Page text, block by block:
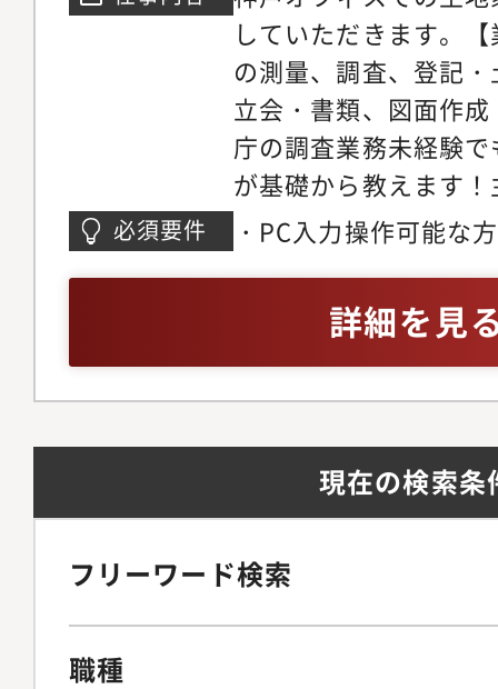
していただきます。
の測量、調査、登記
立会・書類、図面作
庁の調査業務未経験
が基礎から教えます
やデータを元に作図
行政書士のグループ
に業務を進めていま
必須要件
・PC入力操作可能な
詳細を見
現在の検索条
フリーワード検索
職種